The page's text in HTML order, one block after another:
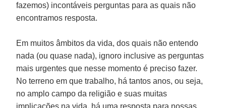
fazemos) incontáveis perguntas para as quais não
encontramos resposta.
Em muitos âmbitos da vida, dos quais não entendo
nada (ou quase nada), ignoro inclusive as perguntas
mais urgentes que nesse momento é preciso fazer.
No terreno em que trabalho, há tantos anos, ou seja,
no amplo campo da religião e suas muitas
implicações na vida, há uma resposta para nossas